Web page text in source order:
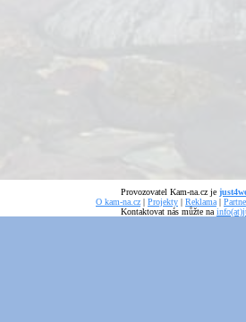
Provozovatel Kam-na.cz je
O kam-na.cz | Projekty | Reklama |
Kontaktovat nás můžte na